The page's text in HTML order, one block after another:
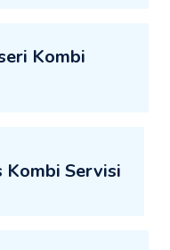
Kombi
Servisi